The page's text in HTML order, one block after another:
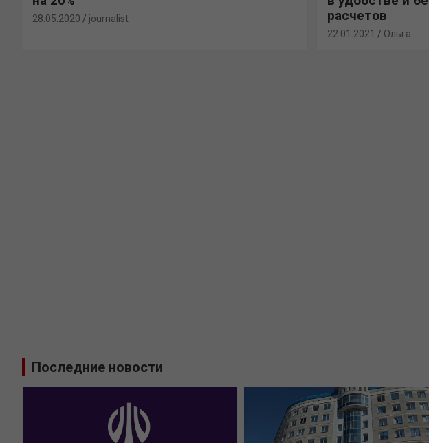
28.05.2020 journalist
расчетов
22.01.2021 Ольга
Последние новости